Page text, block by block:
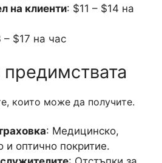
на клиенти: $11 – $14 на
– $17 на час
които може да получите.
: Медицинско,
и оптично покритие.